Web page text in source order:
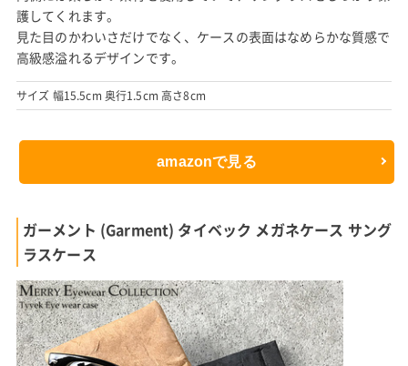
護してくれます。
見た目のかわいさだけでなく、ケースの表面はなめらかな質感で
高級感溢れるデザインです。
サイズ 幅15.5cm 奥行1.5cm 高さ8cm
amazonで見る
ガーメント (Garment) タイベック メガネケース サング
ラスケース